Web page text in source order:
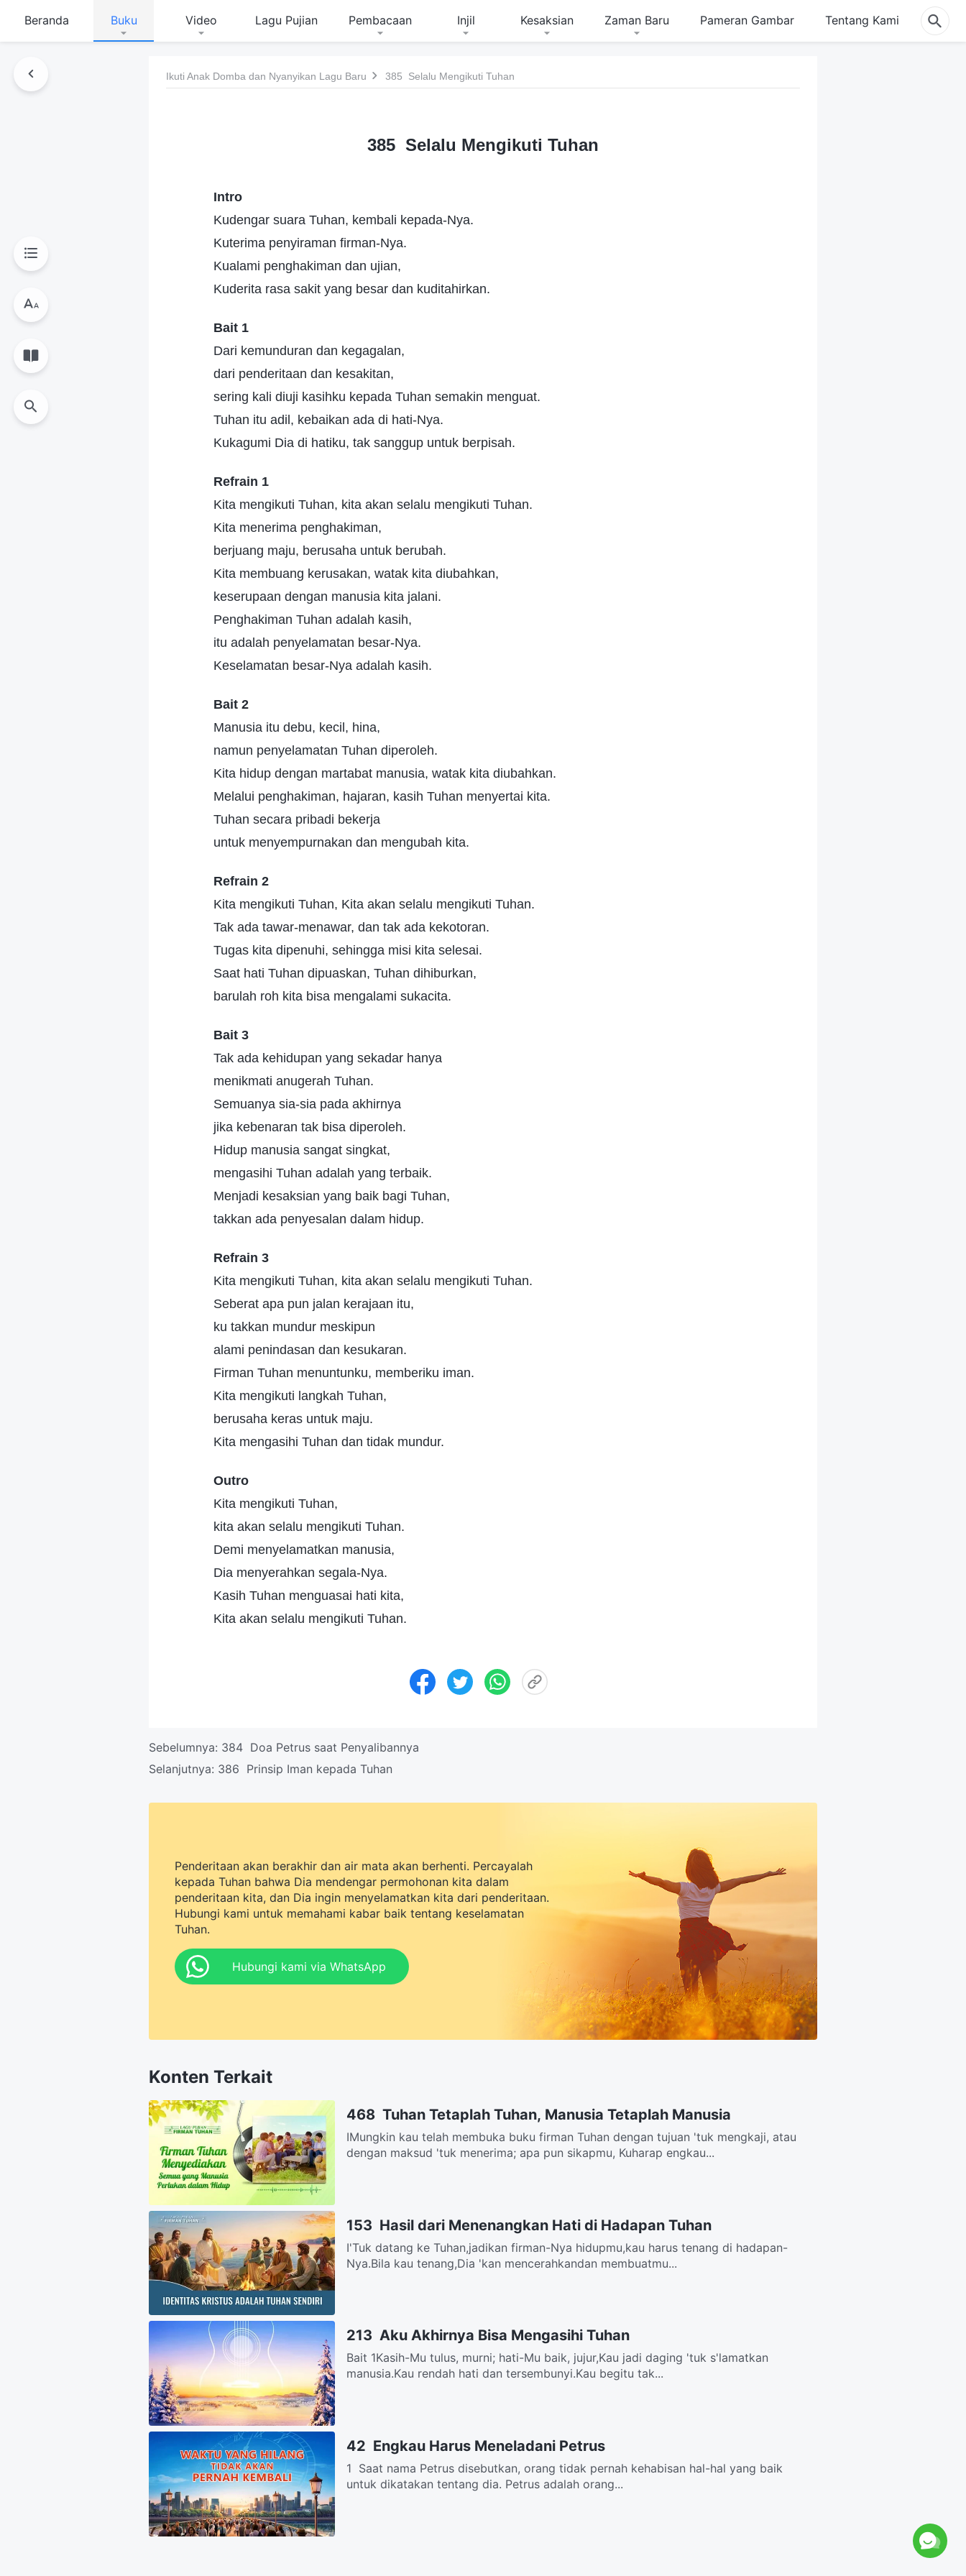
Beranda Buku Video Lagu Pujian Pembacaan Injil Kesaksian Zaman Baru Pameran Gambar Tentang Kami
Ikuti Anak Domba dan Nyanyikan Lagu Baru 385 Selalu Mengikuti Tuhan
385 Selalu Mengikuti Tuhan
Intro
Kudengar suara Tuhan, kembali kepada-Nya.
Kuterima penyiraman firman-Nya.
Kualami penghakiman dan ujian,
Kuderita rasa sakit yang besar dan kuditahirkan.
Bait 1
Dari kemunduran dan kegagalan,
dari penderitaan dan kesakitan,
sering kali diuji kasihku kepada Tuhan semakin menguat.
Tuhan itu adil, kebaikan ada di hati-Nya.
Kukagumi Dia di hatiku, tak sanggup untuk berpisah.
Refrain 1
Kita mengikuti Tuhan, kita akan selalu mengikuti Tuhan.
Kita menerima penghakiman,
berjuang maju, berusaha untuk berubah.
Kita membuang kerusakan, watak kita diubahkan,
keserupaan dengan manusia kita jalani.
Penghakiman Tuhan adalah kasih,
itu adalah penyelamatan besar-Nya.
Keselamatan besar-Nya adalah kasih.
Bait 2
Manusia itu debu, kecil, hina,
namun penyelamatan Tuhan diperoleh.
Kita hidup dengan martabat manusia, watak kita diubahkan.
Melalui penghakiman, hajaran, kasih Tuhan menyertai kita.
Tuhan secara pribadi bekerja
untuk menyempurnakan dan mengubah kita.
Refrain 2
Kita mengikuti Tuhan, Kita akan selalu mengikuti Tuhan.
Tak ada tawar-menawar, dan tak ada kekotoran.
Tugas kita dipenuhi, sehingga misi kita selesai.
Saat hati Tuhan dipuaskan, Tuhan dihiburkan,
barulah roh kita bisa mengalami sukacita.
Bait 3
Tak ada kehidupan yang sekadar hanya
menikmati anugerah Tuhan.
Semuanya sia-sia pada akhirnya
jika kebenaran tak bisa diperoleh.
Hidup manusia sangat singkat,
mengasihi Tuhan adalah yang terbaik.
Menjadi kesaksian yang baik bagi Tuhan,
takkan ada penyesalan dalam hidup.
Refrain 3
Kita mengikuti Tuhan, kita akan selalu mengikuti Tuhan.
Seberat apa pun jalan kerajaan itu,
ku takkan mundur meskipun
alami penindasan dan kesukaran.
Firman Tuhan menuntunku, memberiku iman.
Kita mengikuti langkah Tuhan,
berusaha keras untuk maju.
Kita mengasihi Tuhan dan tidak mundur.
Outro
Kita mengikuti Tuhan,
kita akan selalu mengikuti Tuhan.
Demi menyelamatkan manusia,
Dia menyerahkan segala-Nya.
Kasih Tuhan menguasai hati kita,
Kita akan selalu mengikuti Tuhan.
Sebelumnya: 384 Doa Petrus saat Penyalibannya
Selanjutnya: 386 Prinsip Iman kepada Tuhan
Penderitaan akan berakhir dan air mata akan berhenti. Percayalah
kepada Tuhan bahwa Dia mendengar permohonan kita dalam
penderitaan kita, dan Dia ingin menyelamatkan kita dari penderitaan.
Hubungi kami untuk memahami kabar baik tentang keselamatan
Tuhan.
Hubungi kami via WhatsApp
Konten Terkait
468 Tuhan Tetaplah Tuhan, Manusia Tetaplah Manusia
IMungkin kau telah membuka buku firman Tuhan dengan tujuan 'tuk mengkaji, atau
dengan maksud 'tuk menerima; apa pun sikapmu, Kuharap engkau...
153 Hasil dari Menenangkan Hati di Hadapan Tuhan
Ⅰ'Tuk datang ke Tuhan,jadikan firman-Nya hidupmu,kau harus tenang di hadapan-
Nya.Bila kau tenang,Dia 'kan mencerahkandan membuatmu...
213 Aku Akhirnya Bisa Mengasihi Tuhan
Bait 1Kasih-Mu tulus, murni; hati-Mu baik, jujur,Kau jadi daging 'tuk s'lamatkan
manusia.Kau rendah hati dan tersembunyi.Kau begitu tak...
42 Engkau Harus Meneladani Petrus
1 Saat nama Petrus disebutkan, orang tidak pernah kehabisan hal-hal yang baik
untuk dikatakan tentang dia. Petrus adalah orang...